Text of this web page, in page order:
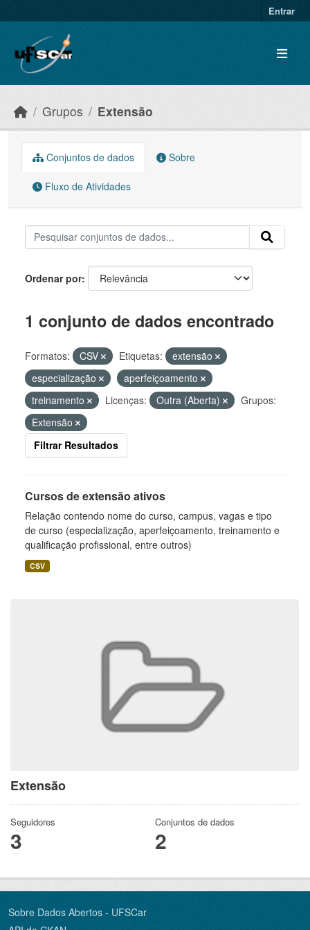
Entrar
Grupos Extensão
Extensão
Seguidores
3
Conjuntos de dados
2
Conjuntos de dados Sobre
Fluxo de Atividades
Ordenar por
1 conjunto de dados encontrado
Formatos: CSV Etiquetas:
extensão
especialização
aperfeiçoamento
treinamento
Licenças: Outra (Aberta)
Grupos:
Extensão
Filtrar Resultados
Cursos de extensão ativos
Relação contendo nome do curso, campus, vagas e tipo
de curso (especialização, aperfeiçoamento, treinamento e
qualificação profissional, entre outros)
CSV
Sobre Dados Abertos - UFSCar